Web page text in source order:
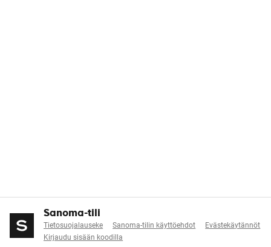
Sanoma-tili
Tietosuojalauseke Sanoma-tilin käyttöehdot
Evästekäytännöt
Kirjaudu sisään koodilla